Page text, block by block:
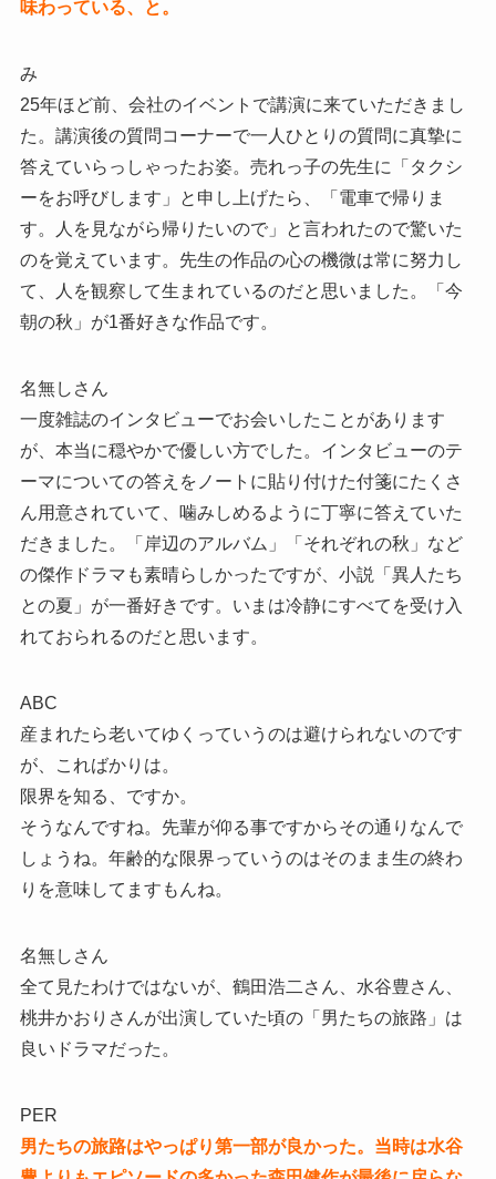
味わっている、と。
み
25年ほど前、会社のイベントで講演に来ていただきまし
た。講演後の質問コーナーで一人ひとりの質問に真摯に
答えていらっしゃったお姿。売れっ子の先生に「タクシ
ーをお呼びします」と申し上げたら、「電車で帰りま
す。人を見ながら帰りたいので」と言われたので驚いた
のを覚えています。先生の作品の心の機微は常に努力し
て、人を観察して生まれているのだと思いました。「今
朝の秋」が1番好きな作品です。
名無しさん
一度雑誌のインタビューでお会いしたことがあります
が、本当に穏やかで優しい方でした。インタビューのテ
ーマについての答えをノートに貼り付けた付箋にたくさ
ん用意されていて、噛みしめるように丁寧に答えていた
だきました。「岸辺のアルバム」「それぞれの秋」など
の傑作ドラマも素晴らしかったですが、小説「異人たち
との夏」が一番好きです。いまは冷静にすべてを受け入
れておられるのだと思います。
ABC
産まれたら老いてゆくっていうのは避けられないのです
が、こればかりは。
限界を知る、ですか。
そうなんですね。先輩が仰る事ですからその通りなんで
しょうね。年齢的な限界っていうのはそのまま生の終わ
りを意味してますもんね。
名無しさん
全て見たわけではないが、鶴田浩二さん、水谷豊さん、
桃井かおりさんが出演していた頃の「男たちの旅路」は
良いドラマだった。
PER
男たちの旅路はやっぱり第一部が良かった。当時は水谷